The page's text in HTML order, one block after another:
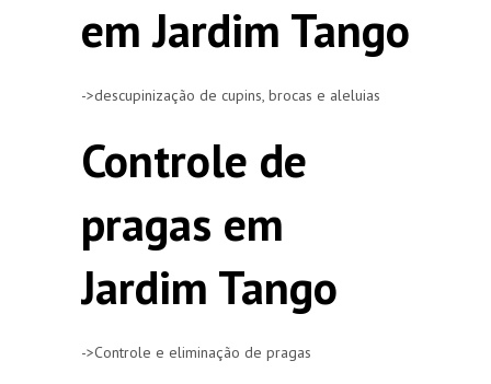
em Jardim Tango
->descupinização de cupins, brocas e aleluias
Controle de
pragas em
Jardim Tango
->Controle e eliminação de pragas